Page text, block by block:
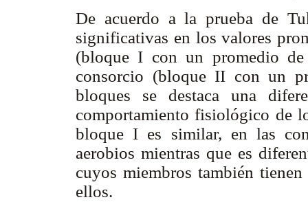
De acuerdo a la prueba de
significativas en los valores
(bloque I con un promedio
consorcio (bloque II con un
bloques se destaca una
comportamiento fisiológico de
bloque I es similar, en las
aerobios mientras que es
cuyos miembros también
ellos.